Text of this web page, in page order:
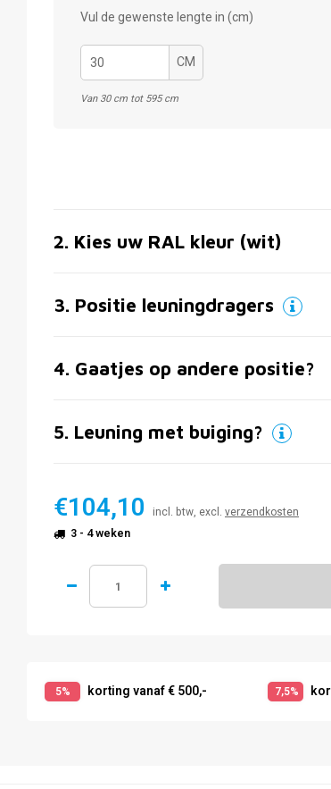
Vul de gewenste lengte in (cm)
CM
Van 30 cm tot 595 cm
2. Kies uw RAL kleur (wit)
3. Positie leuningdragers
4. Gaatjes op andere positie?
5. Leuning met buiging?
€104,10 incl. btw, excl. verzendkosten
3 - 4 weken
5% korting vanaf € 500,- 7,5%